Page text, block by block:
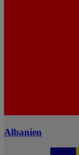
Albanien